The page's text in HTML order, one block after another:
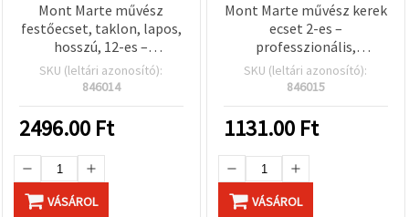
Mont Marte művész
festőecset, taklon, lapos,
hosszú, 12-es –
professzionális lapos
ecset akrilfestékhez,
szintetikus taklon
szálból
SKU (leltári azonosító):
846014
2496.00 Ft
VÁSÁROL
Mont Marte művész kerek
ecset 2-es –
professzionális,
szintetikus taklon
szálakkal
SKU (leltári azonosító):
846015
1131.00 Ft
VÁSÁROL